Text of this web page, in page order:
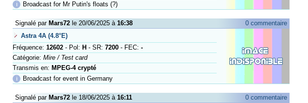
ℹ
Broadcast for Mr Putin's floats (?)
Signalé par Mars72 le 20/06/2025 à 16:38
0 commentaire
Astra 4A (4.8°E)
Fréquence: 12602 - Pol: H - SR: 7200 - FEC: -
Catégorie: Mire / Test card
Transmis en: MPEG-4 crypté
ℹ
Broadcast for event in Germany
Signalé par Mars72 le 18/06/2025 à 16:11 0 commentaire